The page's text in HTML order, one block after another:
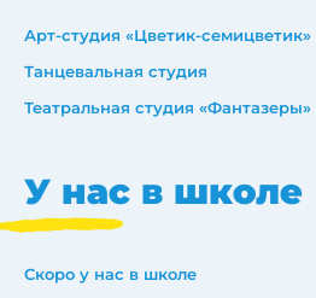
Арт-студия «Цветик-семицветик»
Танцевальная студия
Театральная студия «Фантазеры»
У нас в школе
Скоро у нас в школе